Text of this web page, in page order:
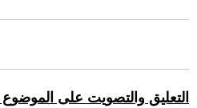
التعليق والتصويت على